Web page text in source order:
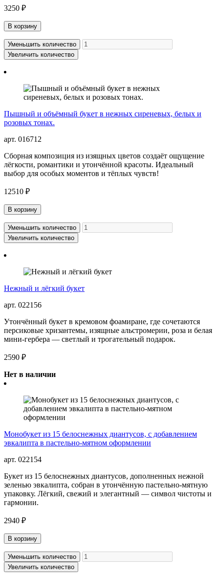
3250 ₽
В корзину
Уменьшить количество
Увеличить количество
Пышный и объёмный букет в нежных сиреневых, белых и
розовых тонах.
арт. 016712
Сборная композиция из изящных цветов создаёт ощущение
лёгкости, романтики и утончённой красоты. Идеальный
выбор для особых моментов и тёплых чувств!
12510 ₽
В корзину
Уменьшить количество
Увеличить количество
Нежный и лёгкий букет
арт. 022156
Утончённый букет в кремовом фоамиране, где сочетаются
персиковые хризантемы, изящные альстромерии, роза и белая
мини-гербера — светлый и трогательный подарок.
2590 ₽
Нет в наличии
Монобукет из 15 белоснежных диантусов, с добавлением
эвкалипта в пастельно-мятном оформлении
арт. 022154
Букет из 15 белоснежных диантусов, дополненных нежной
зеленью эвкалипта, собран в утончённую пастельно-мятную
упаковку. Лёгкий, свежий и элегантный — символ чистоты и
гармонии.
2940 ₽
В корзину
Уменьшить количество
Увеличить количество